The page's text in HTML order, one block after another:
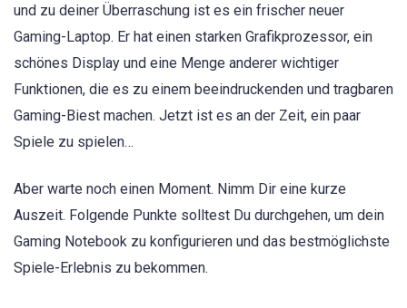
und zu deiner Überraschung ist es ein frischer neuer
Gaming-Laptop. Er hat einen starken Grafikprozessor, ein
schönes Display und eine Menge anderer wichtiger
Funktionen, die es zu einem beeindruckenden und tragbaren
Gaming-Biest machen. Jetzt ist es an der Zeit, ein paar
Spiele zu spielen…
Aber warte noch einen Moment. Nimm Dir eine kurze
Auszeit. Folgende Punkte solltest Du durchgehen, um dein
Gaming Notebook zu konfigurieren und das bestmöglichste
Spiele-Erlebnis zu bekommen.